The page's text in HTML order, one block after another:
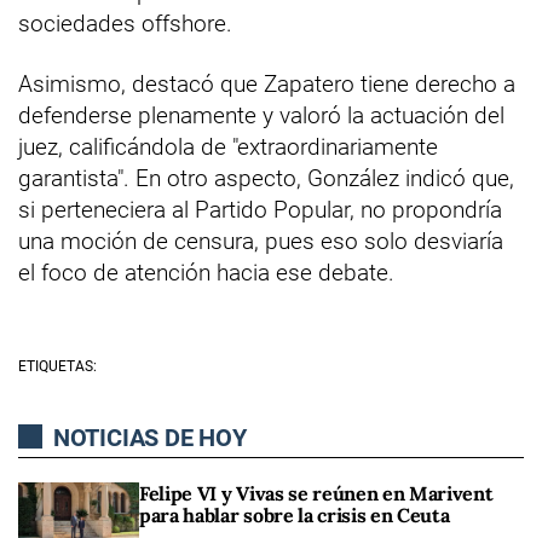
sociedades offshore.
Asimismo, destacó que Zapatero tiene derecho a
defenderse plenamente y valoró la actuación del
juez, calificándola de "extraordinariamente
garantista". En otro aspecto, González indicó que,
si perteneciera al Partido Popular, no propondría
una moción de censura, pues eso solo desviaría
el foco de atención hacia ese debate.
ETIQUETAS:
NOTICIAS DE HOY
Felipe VI y Vivas se reúnen en Marivent
para hablar sobre la crisis en Ceuta